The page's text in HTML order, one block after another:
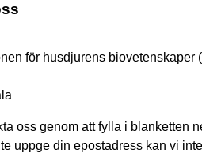
för husdjurens biovetenskaper
oss genom att fylla i blanketten
uppge din epostadress kan vi